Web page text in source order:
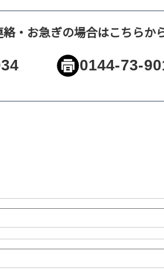
絡・お急ぎの場合はこちらか
0144-73-